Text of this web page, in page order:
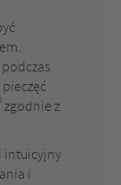
zgodnie z
intuicyjny
i